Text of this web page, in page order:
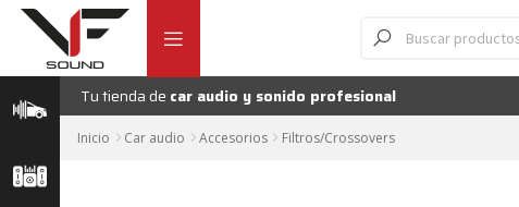
Ir
navegación
Ir
contenido
de
productos
Tu tienda de car audio y sonido profesional
Inicio Car audio Accesorios Filtros/Crossovers